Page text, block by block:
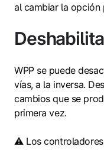
al cambiar la opción
WPP se puede
vías, a la inversa.
cambios que se
primera vez.
⚠️ Los controladores